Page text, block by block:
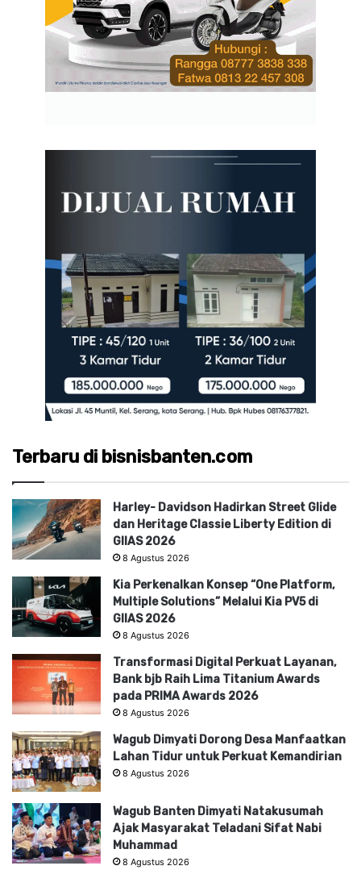
Terbaru di bisnisbanten.com
Harley- Davidson Hadirkan Street Glide
dan Heritage Classie Liberty Edition di
GIIAS 2026
8 Agustus 2026
Kia Perkenalkan Konsep “One Platform,
Multiple Solutions” Melalui Kia PV5 di
GIIAS 2026
8 Agustus 2026
Transformasi Digital Perkuat Layanan,
Bank bjb Raih Lima Titanium Awards
pada PRIMA Awards 2026
8 Agustus 2026
Wagub Dimyati Dorong Desa Manfaatkan
Lahan Tidur untuk Perkuat Kemandirian
8 Agustus 2026
Wagub Banten Dimyati Natakusumah
Ajak Masyarakat Teladani Sifat Nabi
Muhammad
8 Agustus 2026